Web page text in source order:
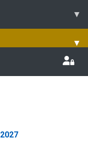
▾
▾
2027